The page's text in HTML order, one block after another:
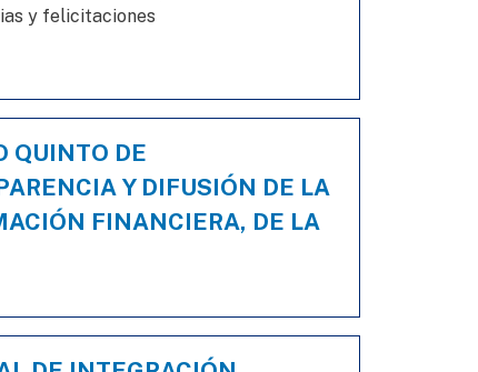
y felicitaciones
QUINTO DE
Y DIFUSIÓN DE LA
FINANCIERA, DE LA